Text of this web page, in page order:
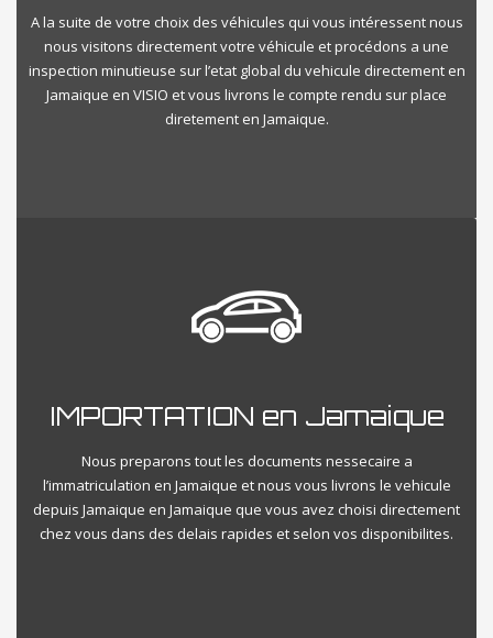
A la suite de votre choix des véhicules qui vous intéressent nous
nous visitons directement votre véhicule et procédons a une
inspection minutieuse sur l’etat global du vehicule directement en
Jamaique en VISIO et vous livrons le compte rendu sur place
diretement en Jamaique.
IMPORTATION en Jamaique
Nous preparons tout les documents nessecaire a
l’immatriculation en Jamaique et nous vous livrons le vehicule
depuis Jamaique en Jamaique que vous avez choisi directement
chez vous dans des delais rapides et selon vos disponibilites.